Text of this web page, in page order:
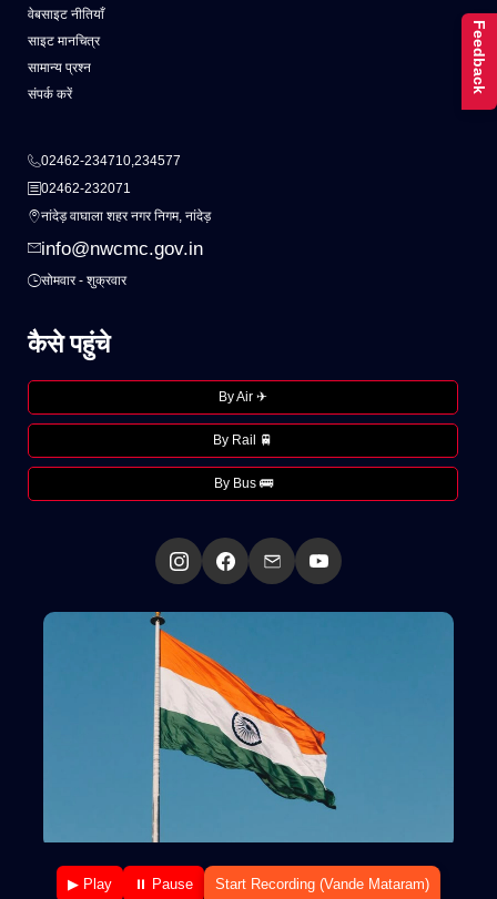
वेबसाइट नीतियाँ
साइट मानचित्र
सामान्य प्रश्न
संपर्क करें
02462-234710,234577
02462-232071
नांदेड़ वाघाला शहर नगर निगम, नांदेड़
info@nwcmc.gov.in
सोमवार - शुक्रवार
कैसे पहुंचे
By Air ✈
By Rail 🚆
By Bus 🚌
▶ Play ⏸ Pause Start Recording (Vande Mataram)
Feedback